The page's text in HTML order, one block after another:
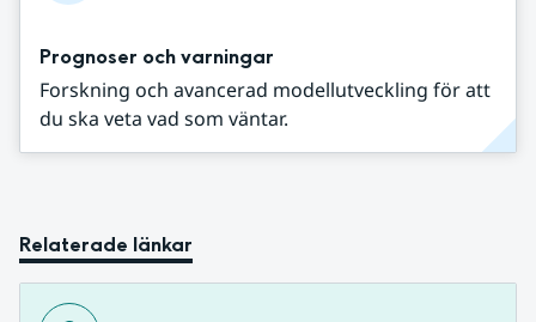
Prognoser och varningar
Forskning och avancerad modellutveckling för att
du ska veta vad som väntar.
Relaterade länkar